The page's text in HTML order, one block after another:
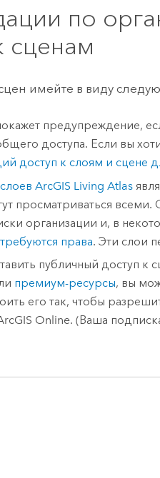
по
сценам
имейте в виду
предупреждение,
доступа. Если вы
доступ к слоям и сцене
слоев ArcGIS Living Atlas
просматриваться
организации и, в
требуются права. Эти слои
публичный доступ к
премиум-ресурсы, вы
его так, чтобы
Online. (Ваша